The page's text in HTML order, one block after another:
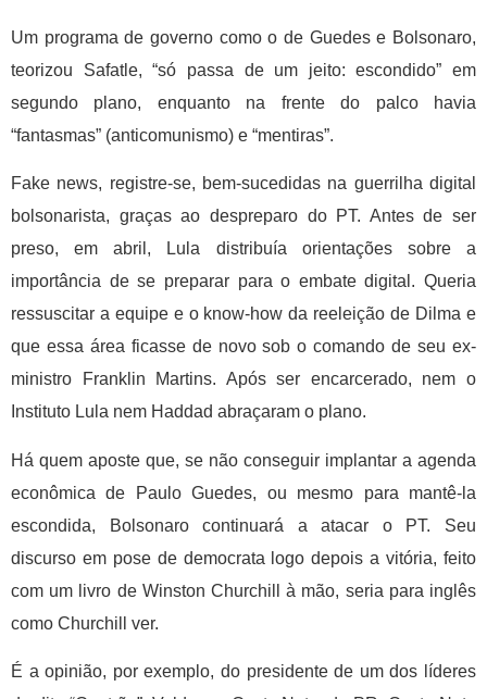
Um programa de governo como o de Guedes e Bolsonaro,
teorizou Safatle, “só passa de um jeito: escondido” em
segundo plano, enquanto na frente do palco havia
“fantasmas” (anticomunismo) e “mentiras”.
Fake news, registre-se, bem-sucedidas na guerrilha digital
bolsonarista, graças ao despreparo do PT. Antes de ser
preso, em abril, Lula distribuía orientações sobre a
importância de se preparar para o embate digital. Queria
ressuscitar a equipe e o know-how da reeleição de Dilma e
que essa área ficasse de novo sob o comando de seu ex-
ministro Franklin Martins. Após ser encarcerado, nem o
Instituto Lula nem Haddad abraçaram o plano.
Há quem aposte que, se não conseguir implantar a agenda
econômica de Paulo Guedes, ou mesmo para mantê-la
escondida, Bolsonaro continuará a atacar o PT. Seu
discurso em pose de democrata logo depois a vitória, feito
com um livro de Winston Churchill à mão, seria para inglês
como Churchill ver.
É a opinião, por exemplo, do presidente de um dos líderes